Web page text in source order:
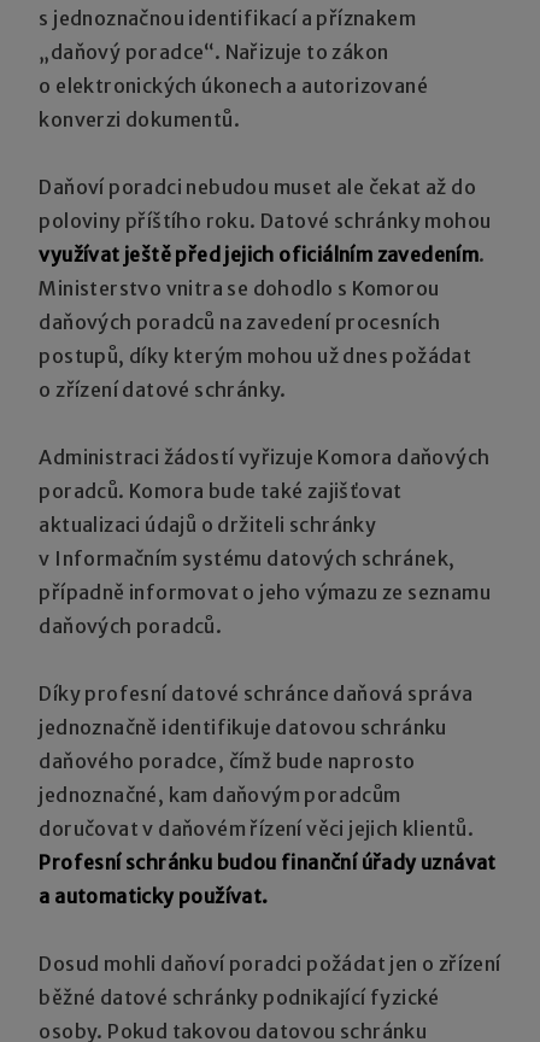
s jednoznačnou identifikací a příznakem
„daňový poradce“. Nařizuje to zákon
o elektronických úkonech a autorizované
konverzi dokumentů.
Daňoví poradci nebudou muset ale čekat až do
poloviny příštího roku. Datové schránky mohou
využívat ještě před jejich oficiálním zavedením.
Ministerstvo vnitra se dohodlo s Komorou
daňových poradců na zavedení procesních
postupů, díky kterým mohou už dnes požádat
o zřízení datové schránky.
Administraci žádostí vyřizuje Komora daňových
poradců. Komora bude také zajišťovat
aktualizaci údajů o držiteli schránky
v Informačním systému datových schránek,
případně informovat o jeho výmazu ze seznamu
daňových poradců.
Díky profesní datové schránce daňová správa
jednoznačně identifikuje datovou schránku
daňového poradce, čímž bude naprosto
jednoznačné, kam daňovým poradcům
doručovat v daňovém řízení věci jejich klientů.
Profesní schránku budou finanční úřady uznávat
a automaticky používat.
Dosud mohli daňoví poradci požádat jen o zřízení
běžné datové schránky podnikající fyzické
osoby. Pokud takovou datovou schránku